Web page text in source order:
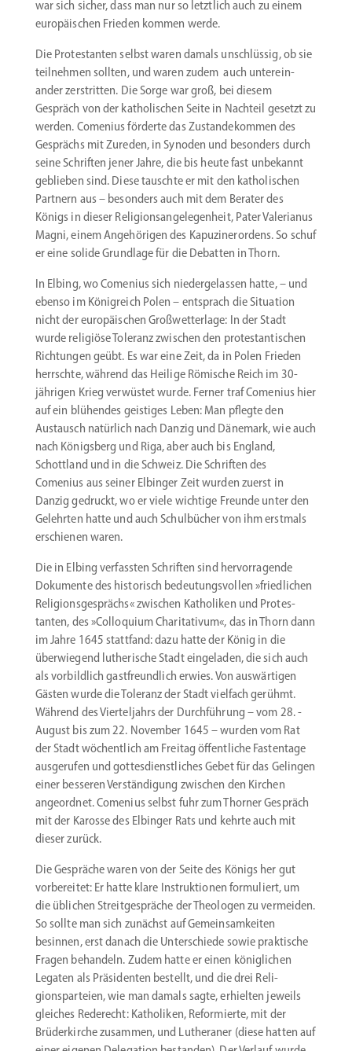
war sich sicher, dass man nur so letztlich auch zu einem
europäi­schen Frieden kommen werde.
Die Protes­tanten selbst waren damals unschlüssig, ob sie
teilnehmen sollten, und waren zudem auch unter­ein­
ander zerstritten. Die Sorge war groß, bei diesem
Gespräch von der katho­li­schen Seite in Nachteil gesetzt zu
werden. Comenius förderte das Zustan­de­kommen des
Gesprächs mit Zureden, in Synoden und besonders durch
seine Schriften jener Jahre, die bis heute fast unbekannt
geblieben sind. Diese tauschte er mit den katho­li­schen
Partnern aus – besonders auch mit dem Berater des
Königs in dieser Religi­ons­an­ge­le­genheit, Pater Valerianus
Magni, einem Angehö­rigen des Kapuzi­ner­ordens. So schuf
er eine solide Grundlage für die Debatten in Thorn.
In Elbing, wo Comenius sich nieder­ge­lassen hatte, – und
ebenso im König­reich Polen – entsprach die Situation
nicht der europä­ischen Großwet­terlage: In der Stadt
wurde religiöse Toleranz zwischen den protes­tan­ti­schen
Richtungen geübt. Es war eine Zeit, da in Polen Frieden
herrschte, während das Heilige Römische Reich im 30-
jährigen Krieg verwüstet wurde. Ferner traf Comenius hier
auf ein blühendes geistiges Leben: Man pflegte den
Austausch natürlich nach Danzig und Dänemark, wie auch
nach Königsberg und Riga, aber auch bis England,
Schottland und in die Schweiz. Die Schriften des
Comenius aus seiner Elbinger Zeit wurden zuerst in
Danzig gedruckt, wo er viele wichtige Freunde unter den
Gelehrten hatte und auch Schul­bücher von ihm erstmals
erschienen waren.
Die in Elbing verfassten Schriften sind hervor­ra­gende
Dokumente des histo­risch bedeu­tungs­vollen »fried­lichen
Religi­ons­ge­sprächs« zwischen Katho­liken und Protes­
tanten, des »Collo­quium Chari­ta­tivum«, das in Thorn dann
im Jahre 1645 stattfand: dazu hatte der König in die
überwiegend luthe­rische Stadt einge­laden, die sich auch
als vorbildlich gastfreundlich erwies. Von auswär­tigen
Gästen wurde die Toleranz der Stadt vielfach gerühmt.
Während des Viertel­jahrs der Durch­führung – vom 28. ­
August bis zum 22. November 1645 – wurden vom Rat
der Stadt wöchentlich am Freitag öffent­liche Fastentage
ausge­rufen und gottes­dienst­liches Gebet für das Gelingen
einer besseren Verstän­digung zwischen den Kirchen
angeordnet. Comenius selbst fuhr zum Thorner Gespräch
mit der Karosse des Elbinger Rats und kehrte auch mit
dieser zurück.
Die Gespräche waren von der Seite des Königs her gut
vorbe­reitet: Er hatte klare Instruk­tionen formu­liert, um
die üblichen Streit­ge­spräche der Theologen zu vermeiden.
So sollte man sich zunächst auf Gemein­sam­keiten
besinnen, erst danach die Unter­schiede sowie praktische
Fragen behandeln. Zudem hatte er einen könig­lichen
Legaten als Präsi­denten bestellt, und die drei Reli­
gionsparteien, wie man damals sagte, erhielten jeweils
gleiches Rederecht: Katho­liken, Refor­mierte, mit der
Brüder­kirche zusammen, und Luthe­raner (diese hatten auf